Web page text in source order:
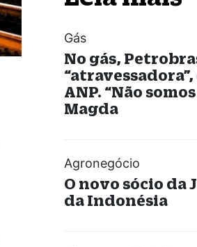
Gás
No gás,
ANP. “Não
Magda
Agronegócio
O novo sócio da
da Indonésia